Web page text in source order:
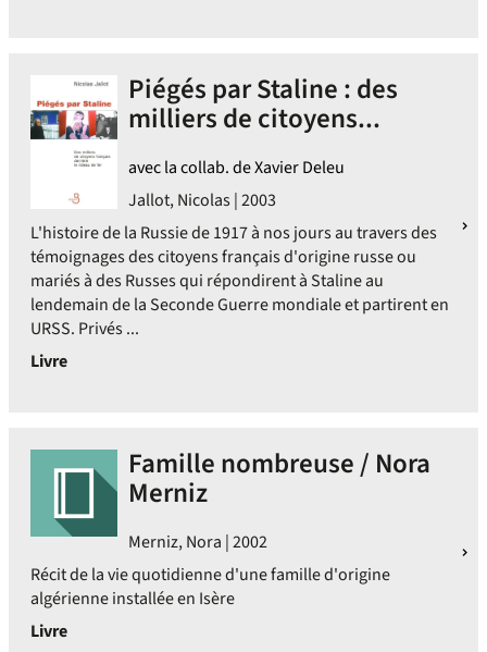
Piégés par Staline : des
milliers de citoyens...
avec la collab. de Xavier Deleu
Jallot, Nicolas | 2003
L'histoire de la Russie de 1917 à nos jours au travers des
témoignages des citoyens français d'origine russe ou
mariés à des Russes qui répondirent à Staline au
lendemain de la Seconde Guerre mondiale et partirent en
URSS. Privés ...
Livre
Famille nombreuse / Nora
Merniz
Merniz, Nora | 2002
Récit de la vie quotidienne d'une famille d'origine
algérienne installée en Isère
Livre